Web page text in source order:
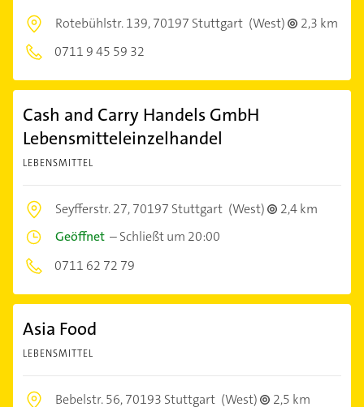
Rotebühlstr. 139,70197 Stuttgart (West)
2,3 km
0711 9 45 59 32
Cash and Carry Handels GmbH
Lebensmitteleinzelhandel
LEBENSMITTEL
Seyfferstr. 27,70197 Stuttgart (West)
2,4 km
Geöffnet –Schließt um 20:00
0711 62 72 79
Asia Food
LEBENSMITTEL
Bebelstr. 56,70193 Stuttgart (West) 2,5 km